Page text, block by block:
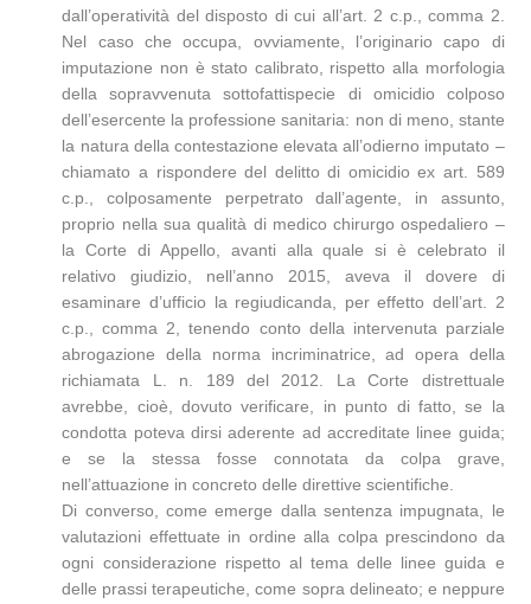
dall’operatività del disposto di cui all’art. 2 c.p., comma 2.
Nel caso che occupa, ovviamente, l’originario capo di
imputazione non è stato calibrato, rispetto alla morfologia
della sopravvenuta sottofattispecie di omicidio colposo
dell’esercente la professione sanitaria: non di meno, stante
la natura della contestazione elevata all’odierno imputato –
chiamato a rispondere del delitto di omicidio ex art. 589
c.p., colposamente perpetrato dall’agente, in assunto,
proprio nella sua qualità di medico chirurgo ospedaliero –
la Corte di Appello, avanti alla quale si è celebrato il
relativo giudizio, nell’anno 2015, aveva il dovere di
esaminare d’ufficio la regiudicanda, per effetto dell’art. 2
c.p., comma 2, tenendo conto della intervenuta parziale
abrogazione della norma incriminatrice, ad opera della
richiamata L. n. 189 del 2012. La Corte distrettuale
avrebbe, cioè, dovuto verificare, in punto di fatto, se la
condotta poteva dirsi aderente ad accreditate linee guida;
e se la stessa fosse connotata da colpa grave,
nell’attuazione in concreto delle direttive scientifiche.
Di converso, come emerge dalla sentenza impugnata, le
valutazioni effettuate in ordine alla colpa prescindono da
ogni considerazione rispetto al tema delle linee guida e
delle prassi terapeutiche, come sopra delineato; e neppure